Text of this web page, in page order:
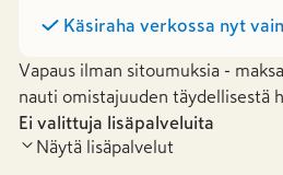
Käsiraha verkossa nyt vain
Vapaus ilman sitoumuksia -
nauti omistajuuden täydellisestä
Ei valittuja lisäpalveluita
Näytä lisäpalvelut